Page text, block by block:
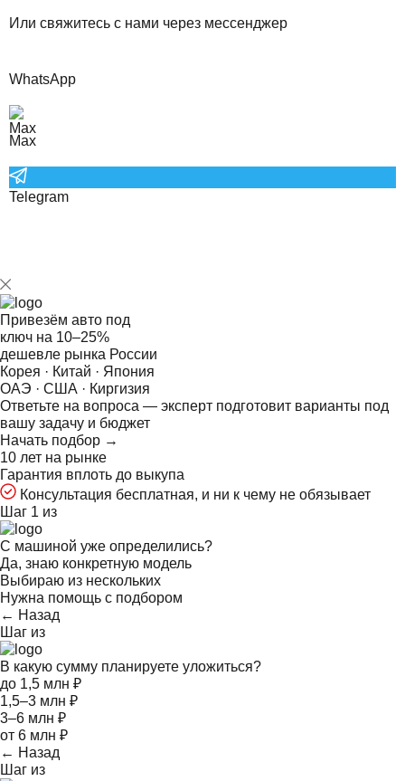
Или свяжитесь с нами через мессенджер
WhatsApp
Max
Telegram
Привезём авто под
ключ на 10–25%
дешевле рынка России
Корея · Китай · Япония
ОАЭ · США · Киргизия
Ответьте на вопроса — эксперт подготовит варианты под
вашу задачу и бюджет
Начать подбор →
10 лет на рынке
Гарантия вплоть до выкупа
Консультация бесплатная, и ни к чему не обязывает
Шаг 1 из
С машиной уже определились?
Да, знаю конкретную модель
Выбираю из нескольких
Нужна помощь с подбором
← Назад
Шаг из
В какую сумму планируете уложиться?
до 1,5 млн ₽
1,5–3 млн ₽
3–6 млн ₽
от 6 млн ₽
← Назад
Шаг из